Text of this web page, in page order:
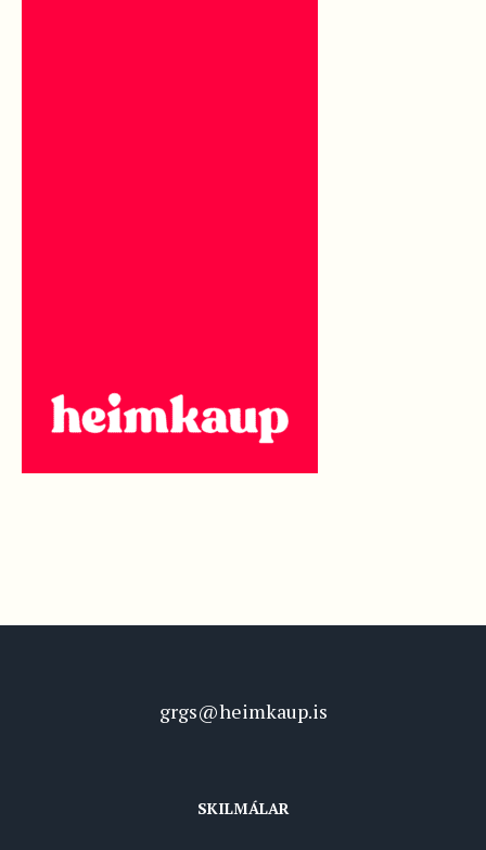
grgs@heimkaup.is
SKILMÁLAR